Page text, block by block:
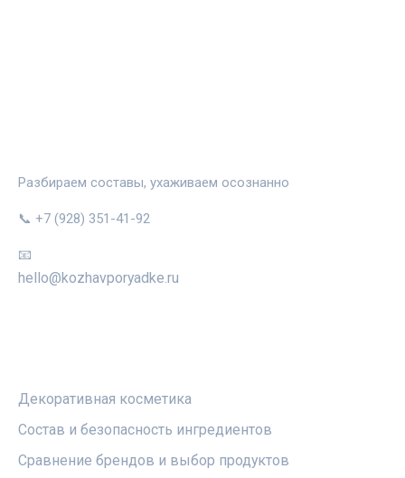
Разбираем составы, ухаживаем осознанно
📞 +7 (928) 351-41-92
📧
hello@kozhavporyadke.ru
Декоративная косметика
Состав и безопасность ингредиентов
Сравнение брендов и выбор продуктов